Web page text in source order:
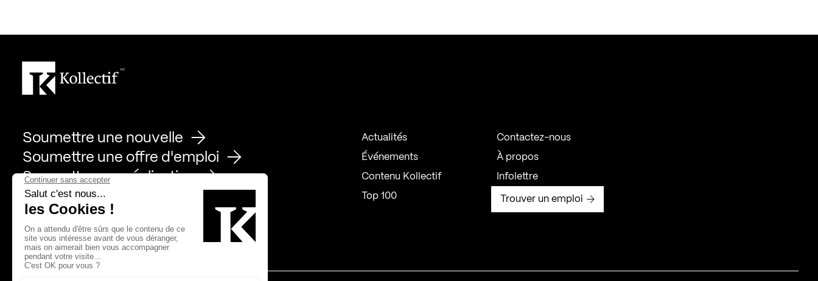
Soumettre une nouvelle
Soumettre une offre d'emploi
Soumettre une réalisation
Actualités
Événements
Contenu Kollectif
Top 100
Contactez-nous
À propos
Infolettre
Trouver un emploi
Page Facebook de Kollectif
Page Instagram de Kollectif
Page Linkedin de Kollectif